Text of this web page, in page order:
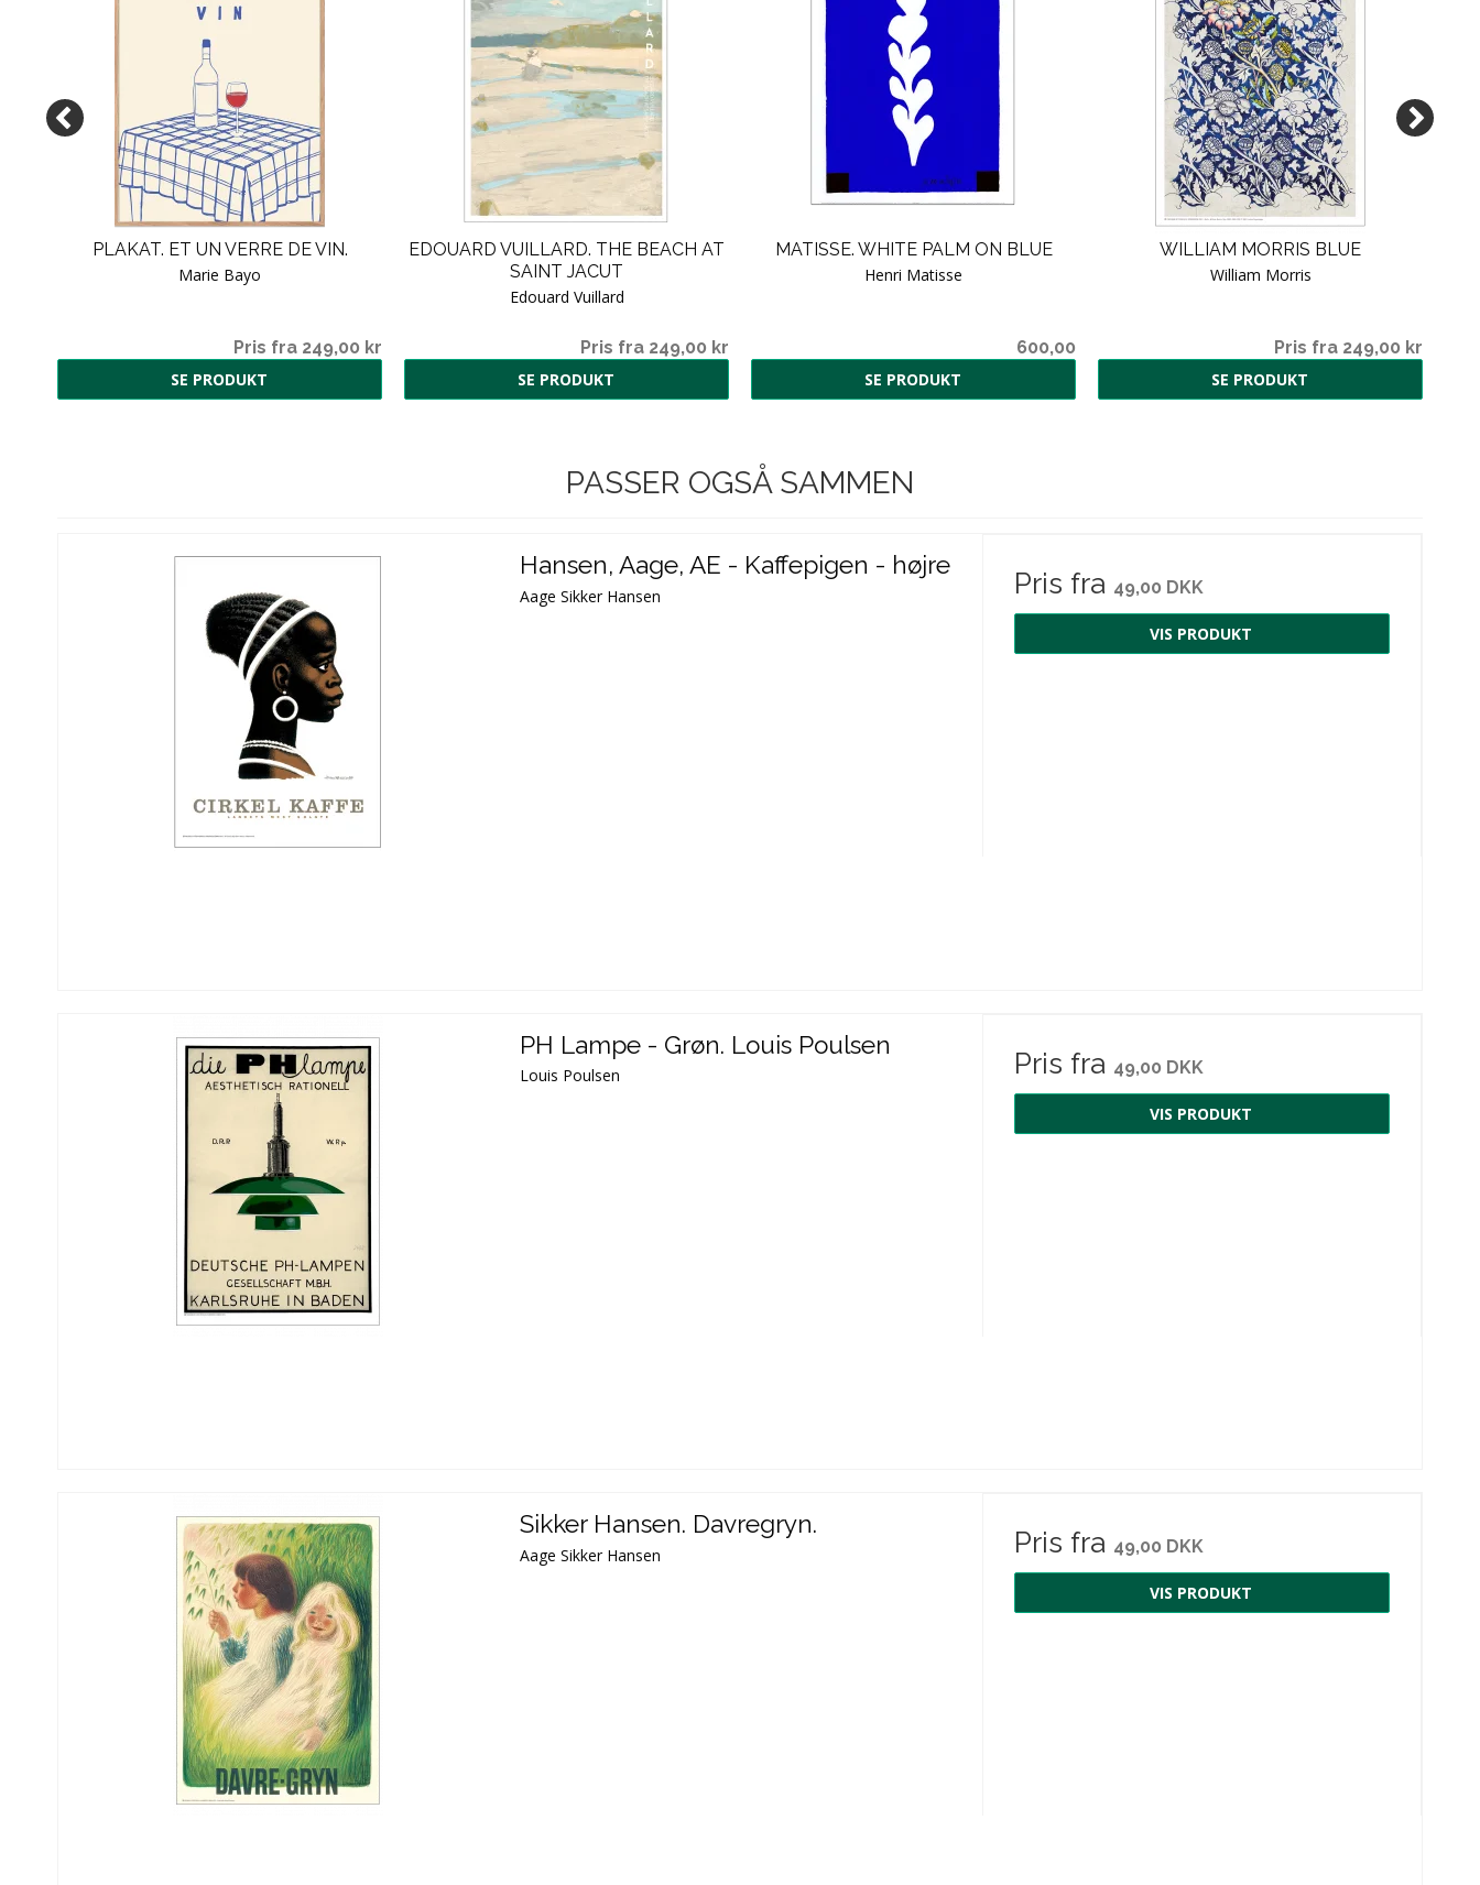
PLAKAT. ET UN VERRE DE VIN.
Marie Bayo
Pris fra 249,00 kr
SE PRODUKT
EDOUARD VUILLARD. THE BEACH AT
SAINT JACUT
Edouard Vuillard
Pris fra 249,00 kr
SE PRODUKT
MATISSE. WHITE PALM ON BLUE
Henri Matisse
600,00
SE PRODUKT
WILLIAM MORRIS BLUE
William Morris
Pris fra 249,00 kr
SE PRODUKT
PASSER OGSÅ SAMMEN
Hansen, Aage, AE - Kaffepigen - højre
Aage Sikker Hansen Pris fra 49,00 DKK
VIS PRODUKT
PH Lampe - Grøn. Louis Poulsen
Louis Poulsen Pris fra 49,00 DKK
VIS PRODUKT
Sikker Hansen. Davregryn.
Aage Sikker Hansen Pris fra 49,00 DKK
VIS PRODUKT